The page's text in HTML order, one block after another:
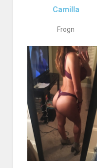
Camilla
Frogn